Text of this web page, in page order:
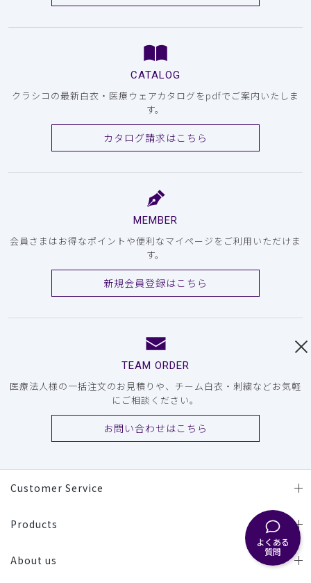
よくある
質問
CATALOG
クラシコの最新白衣・医療ウェアカタログをpdfでご案内いたしま
す。
カタログ請求はこちら
MEMBER
会員さまはお得なポイントや便利なマイページをご利用いただけま
す。
新規会員登録はこちら
TEAM ORDER
医療法人様の一括注文のお見積りや、チーム白衣・刺繍などお気軽
にご相談ください。
お問い合わせはこちら
Customer Service
Products
About us